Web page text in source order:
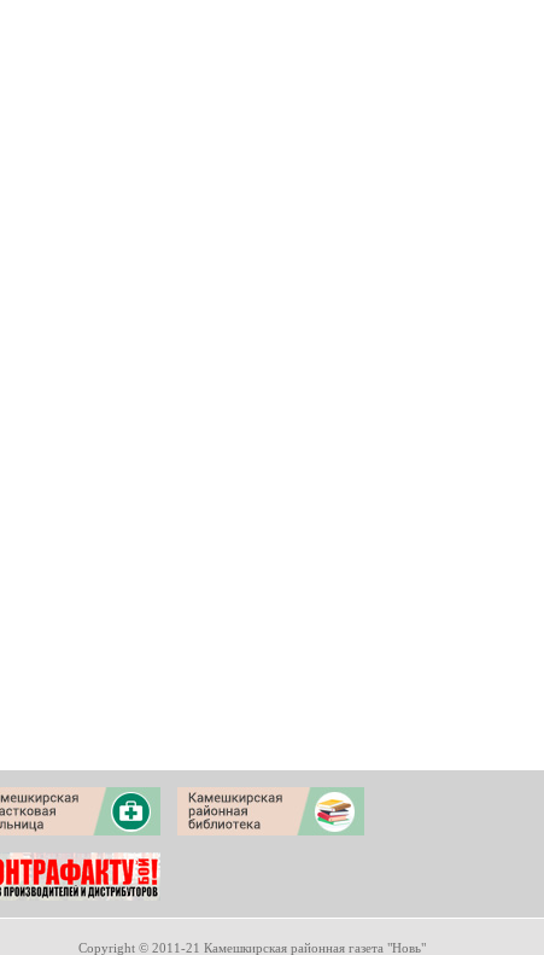
Copyright © 2011-21 Камешкирская районная газета "Новь"